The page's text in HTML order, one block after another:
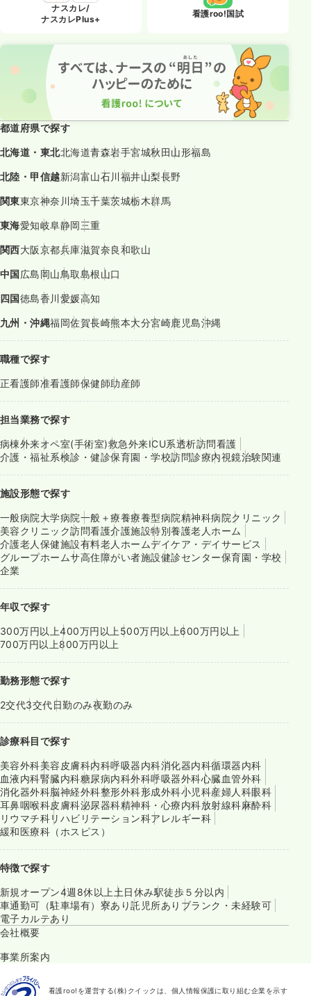
ナスカレ/
ナスカレPlus+
看護roo!国試
都道府県で探す
北海道・東北北海道青森岩手宮城秋田山形福島
北陸・甲信越新潟富山石川福井山梨長野
関東東京神奈川埼玉千葉茨城栃木群馬
東海愛知岐阜静岡三重
関西大阪京都兵庫滋賀奈良和歌山
中国広島岡山鳥取島根山口
四国徳島香川愛媛高知
九州・沖縄福岡佐賀長崎熊本大分宮崎鹿児島沖縄
職種で探す
正看護師准看護師保健師助産師
担当業務で探す
病棟外来オペ室(手術室)救急外来ICU系透析訪問看護
介護・福祉系検診・健診保育園・学校訪問診療内視鏡治験関連
施設形態で探す
一般病院大学病院一般＋療養療養型病院精神科病院クリニック
美容クリニック訪問看護介護施設特別養護老人ホーム
介護老人保健施設有料老人ホームデイケア・デイサービス
グループホームサ高住障がい者施設健診センター保育園・学校
企業
年収で探す
300万円以上400万円以上 500万円以上600万円以上
700万円以上800万円以上
勤務形態で探す
2交代3交代日勤のみ夜勤のみ
診療科目で探す
美容外科美容皮膚科内科呼吸器内科消化器内科循環器内科
血液内科腎臓内科糖尿病内科外科呼吸器外科心臓血管外科
消化器外科脳神経外科整形外科形成外科小児科産婦人科眼科
耳鼻咽喉科皮膚科泌尿器科精神科・心療内科放射線科麻酔科
リウマチ科リハビリテーション科アレルギー科
緩和医療科（ホスピス）
特徴で探す
新規オープン4週8休以上 土日休み駅徒歩５分以内
車通勤可（駐車場有） 寮あり託児所あり ブランク・未経験可
電子カルテあり
会社概要
事業所案内
看護roo!を運営する(株)クイックは、個人情報保護に取り組む企業を示す